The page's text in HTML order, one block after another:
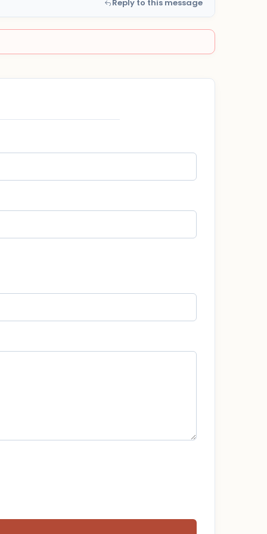
Reply to this message